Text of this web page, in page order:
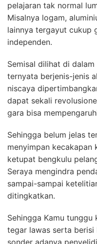
pelajaran tak normal
Misalnya logam,
lainnya tergayut cukup
independen.
Semisal dilihat di
ternyata berjenis-jenis
niscaya
dapat sekali
gara bisa
Sehingga belum jelas
menyimpan kecakapan
ketupat bengkulu
Seraya mengindra
sampai-sampai
ditingkatkan.
Sehingga Kamu
tegar lawas serta berisi